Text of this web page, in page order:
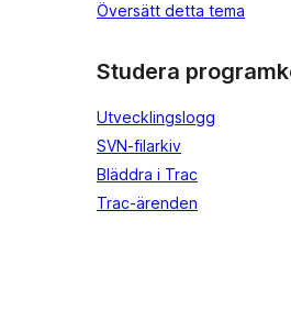
Översätt detta tema
Studera
Utvecklingslogg
SVN-filarkiv
Bläddra i Trac
Trac-ärenden